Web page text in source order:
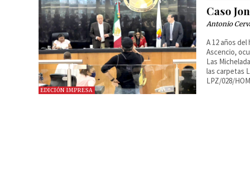
EDICIÓN IMPRESA
Caso
Antonio
A 12 años
Ascencio,
Las
las carpetas
LPZ/028/